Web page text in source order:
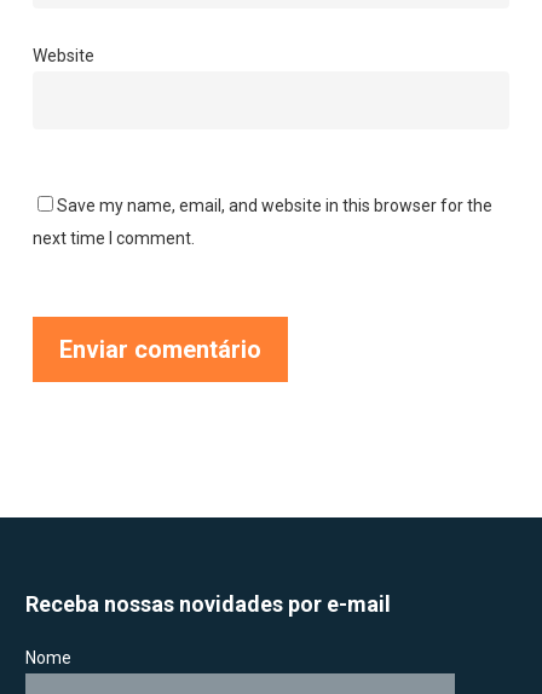
Website
Save my name, email, and website in this browser for the
next time I comment.
Receba nossas novidades por e-mail
Nome